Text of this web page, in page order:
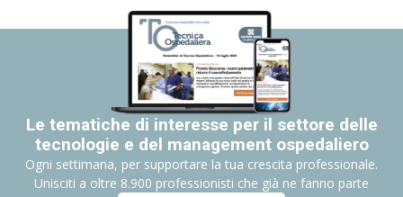
Le tematiche di interesse per il settore delle
tecnologie e del management ospedaliero
Ogni settimana, per supportare la tua crescita professionale.
Unisciti a oltre 8.900 professionisti che già ne fanno parte